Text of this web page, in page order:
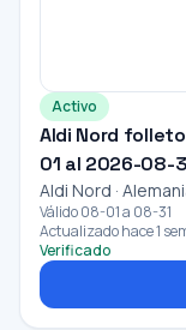
Activo
Aldi Nord
01 al 2026-08-
Aldi Nord ·
Válido 08-01 a 08-31
Actualizado hace 1
Verificado